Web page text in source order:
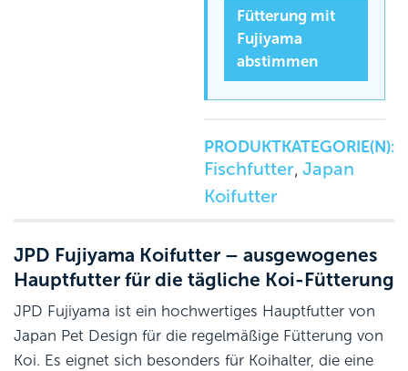
Fütterung mit
Fujiyama
abstimmen
PRODUKTKATEGORIE(N):
Fischfutter, Japan
Koifutter
JPD Fujiyama Koifutter – ausgewogenes
Hauptfutter für die tägliche Koi-Fütterung
JPD Fujiyama ist ein hochwertiges Hauptfutter von
Japan Pet Design für die regelmäßige Fütterung von
Koi. Es eignet sich besonders für Koihalter, die eine